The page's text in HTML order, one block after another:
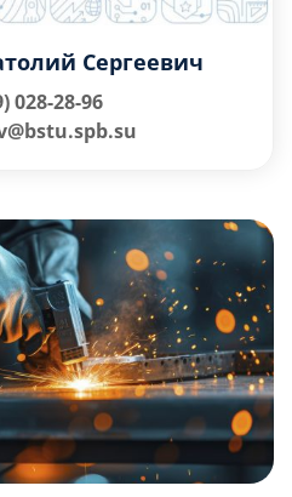
Сергеевич
028-28-96